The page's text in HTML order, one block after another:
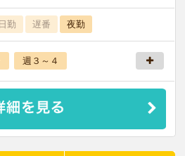
日勤 遅番 夜勤
週３～４